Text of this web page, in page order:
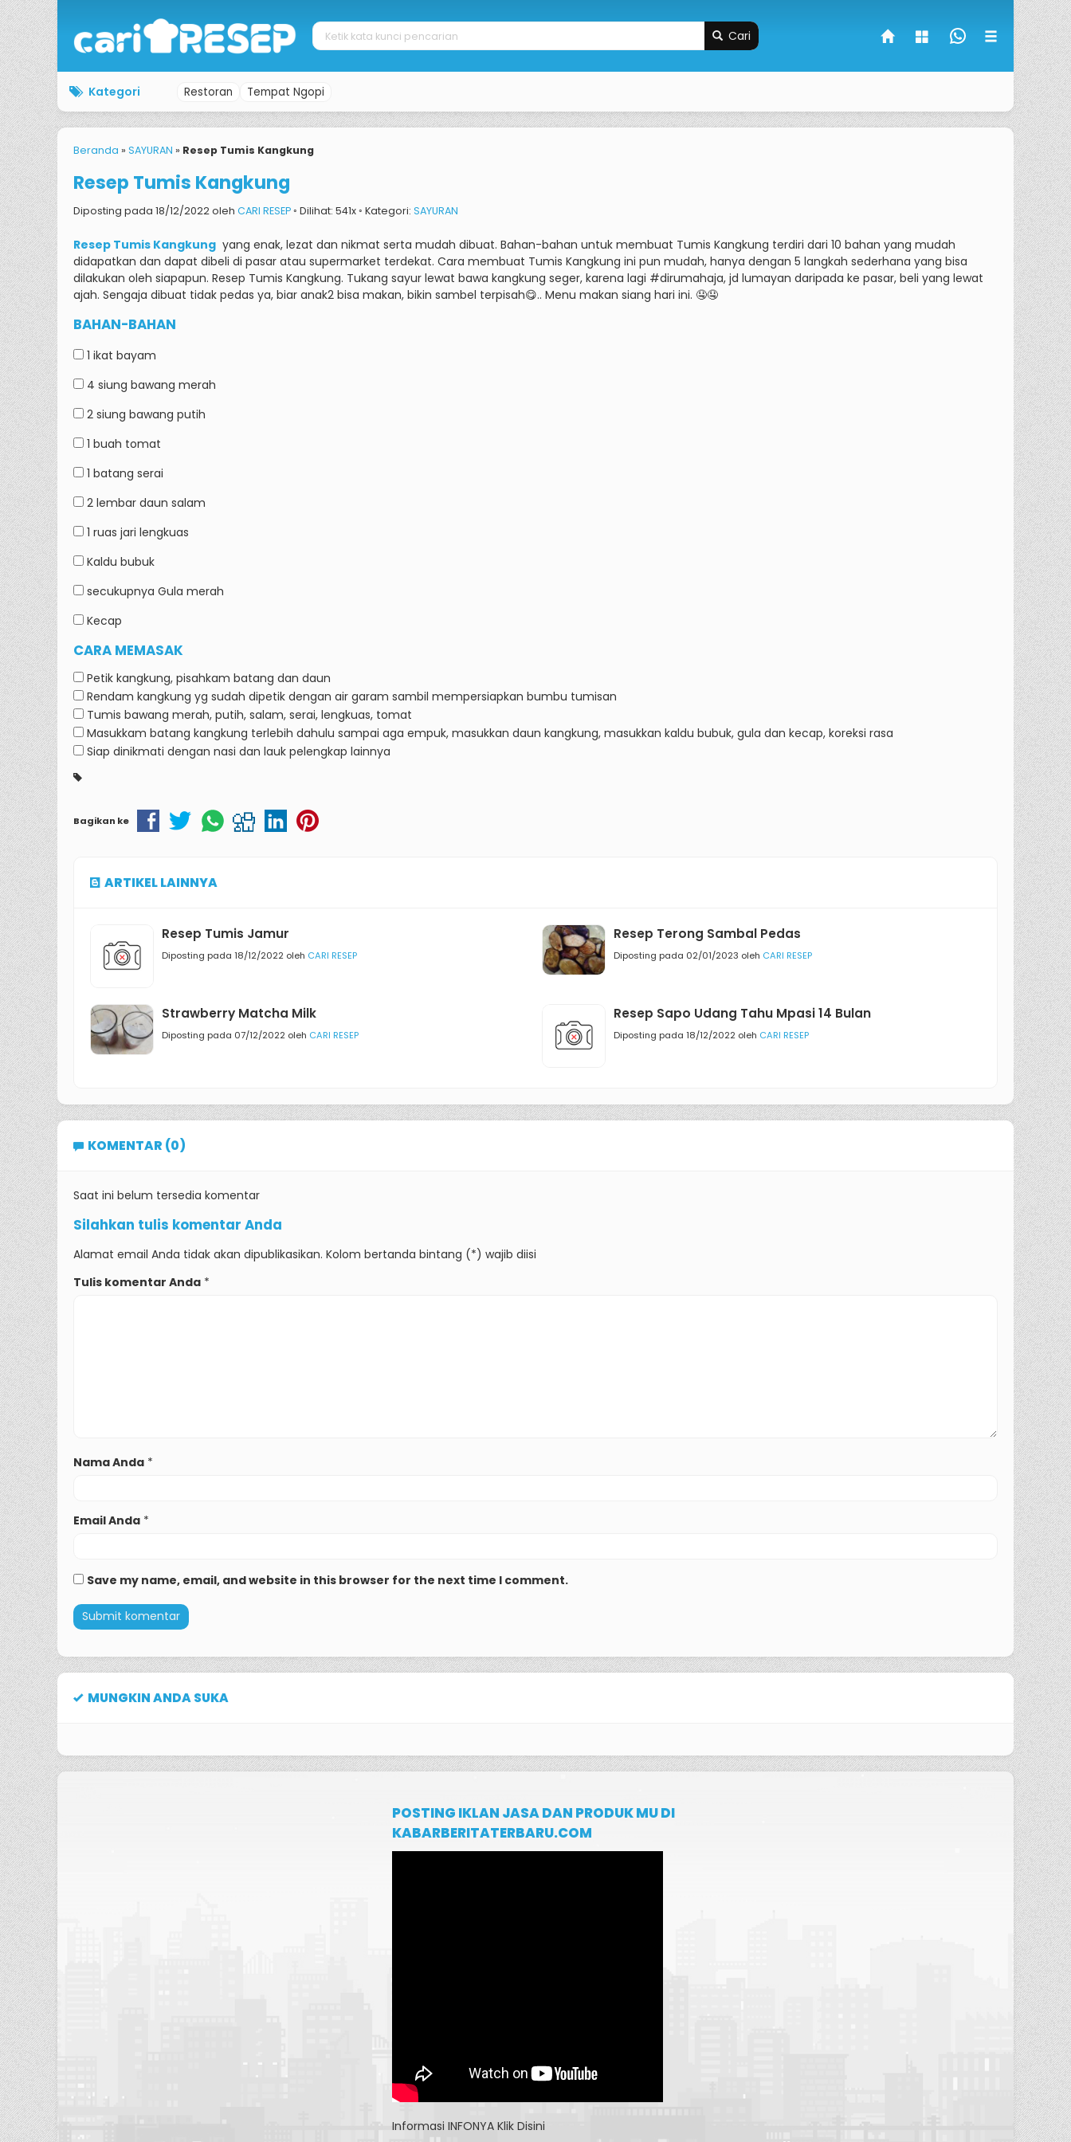
Cari
Kategori Restoran Tempat Ngopi
Beranda » SAYURAN » Resep Tumis Kangkung
Resep Tumis Kangkung
Diposting pada 18/12/2022 oleh CARI RESEP◦ Dilihat: 541x ◦ Kategori: SAYURAN
Resep Tumis Kangkung yang enak, lezat dan nikmat serta mudah dibuat. Bahan-bahan untuk membuat Tumis Kangkung terdiri dari 10 bahan yang mudah
didapatkan dan dapat dibeli di pasar atau supermarket terdekat. Cara membuat Tumis Kangkung ini pun mudah, hanya dengan 5 langkah sederhana yang bisa
dilakukan oleh siapapun. Resep Tumis Kangkung. Tukang sayur lewat bawa kangkung seger, karena lagi #dirumahaja, jd lumayan daripada ke pasar, beli yang lewat
ajah. Sengaja dibuat tidak pedas ya, biar anak2 bisa makan, bikin sambel terpisah😋.. Menu makan siang hari ini. 🤤🤤
BAHAN-BAHAN
1 ikat bayam
4 siung bawang merah
2 siung bawang putih
1 buah tomat
1 batang serai
2 lembar daun salam
1 ruas jari lengkuas
Kaldu bubuk
secukupnya Gula merah
Kecap
CARA MEMASAK
Petik kangkung, pisahkam batang dan daun
Rendam kangkung yg sudah dipetik dengan air garam sambil mempersiapkan bumbu tumisan
Tumis bawang merah, putih, salam, serai, lengkuas, tomat
Masukkam batang kangkung terlebih dahulu sampai aga empuk, masukkan daun kangkung, masukkan kaldu bubuk, gula dan kecap, koreksi rasa
Siap dinikmati dengan nasi dan lauk pelengkap lainnya
Bagikan ke
ARTIKEL LAINNYA
Resep Tumis Jamur
Diposting pada 18/12/2022 oleh CARI RESEP
Resep Terong Sambal Pedas
Diposting pada 02/01/2023 oleh CARI RESEP
Strawberry Matcha Milk
Diposting pada 07/12/2022 oleh CARI RESEP
Resep Sapo Udang Tahu Mpasi 14 Bulan
Diposting pada 18/12/2022 oleh CARI RESEP
KOMENTAR (0)
Saat ini belum tersedia komentar
Silahkan tulis komentar Anda
Alamat email Anda tidak akan dipublikasikan. Kolom bertanda bintang (*) wajib diisi
Tulis komentar Anda *
Nama Anda *
Email Anda *
Save my name, email, and website in this browser for the next time I comment.
MUNGKIN ANDA SUKA
POSTING IKLAN JASA DAN PRODUK MU DI
KABARBERITATERBARU.COM
Informasi INFONYA Klik Disini